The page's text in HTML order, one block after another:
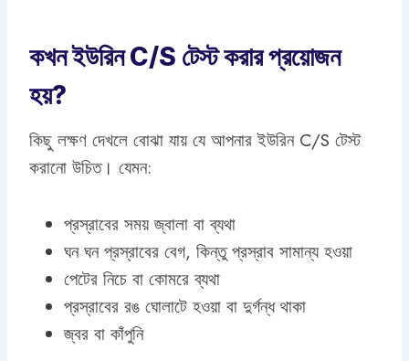
কখন ইউরিন C/S টেস্ট করার প্রয়োজন
হয়?
কিছু লক্ষণ দেখলে বোঝা যায় যে আপনার ইউরিন C/S টেস্ট
করানো উচিত। যেমন:
প্রস্রাবের সময় জ্বালা বা ব্যথা
ঘন ঘন প্রস্রাবের বেগ, কিন্তু প্রস্রাব সামান্য হওয়া
পেটের নিচে বা কোমরে ব্যথা
প্রস্রাবের রঙ ঘোলাটে হওয়া বা দুর্গন্ধ থাকা
জ্বর বা কাঁপুনি